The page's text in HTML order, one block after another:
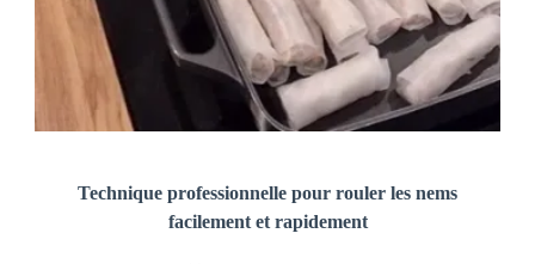
Technique professionnelle pour rouler les nems
facilement et rapidement